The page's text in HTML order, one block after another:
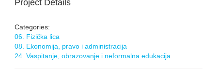
Project Details
Categories:
06. Fizička lica
08. Ekonomija, pravo i administracija
24. Vaspitanje, obrazovanje i neformalna edukacija